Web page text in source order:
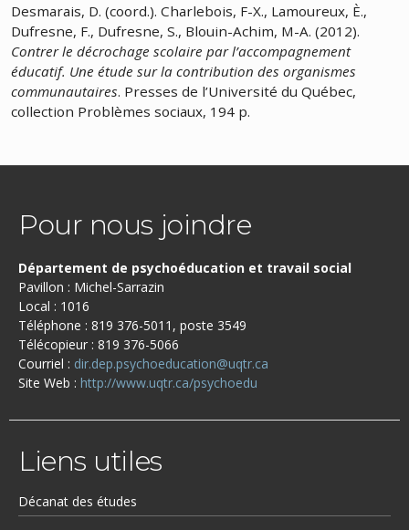
Desmarais, D. (coord.). Charlebois, F-X., Lamoureux, È.,
Dufresne, F., Dufresne, S., Blouin-Achim, M-A. (2012).
Contrer le décrochage scolaire par l’accompagnement
éducatif. Une étude sur la contribution des organismes
communautaires. Presses de l’Université du Québec,
collection Problèmes sociaux, 194 p.
Pour nous joindre
Département de psychoéducation et travail social
Pavillon : Michel-Sarrazin
Local : 1016
Téléphone : 819 376-5011, poste 3549
Télécopieur : 819 376-5066
Courriel : dir.dep.psychoeducation@uqtr.ca
Site Web : http://www.uqtr.ca/psychoedu
Liens utiles
Décanat des études